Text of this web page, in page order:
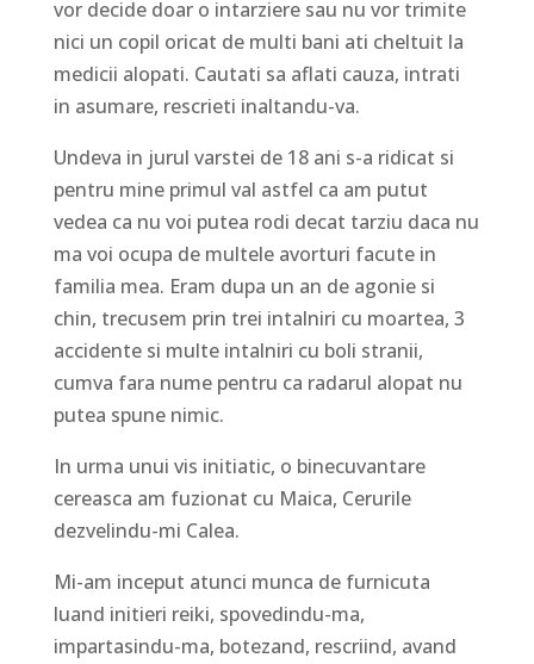
vor decide doar o intarziere sau nu vor trimite
nici un copil oricat de multi bani ati cheltuit la
medicii alopati. Cautati sa aflati cauza, intrati
in asumare, rescrieti inaltandu-va.
Undeva in jurul varstei de 18 ani s-a ridicat si
pentru mine primul val astfel ca am putut
vedea ca nu voi putea rodi decat tarziu daca nu
ma voi ocupa de multele avorturi facute in
familia mea. Eram dupa un an de agonie si
chin, trecusem prin trei intalniri cu moartea, 3
accidente si multe intalniri cu boli stranii,
cumva fara nume pentru ca radarul alopat nu
putea spune nimic.
In urma unui vis initiatic, o binecuvantare
cereasca am fuzionat cu Maica, Cerurile
dezvelindu-mi Calea.
Mi-am inceput atunci munca de furnicuta
luand initieri reiki, spovedindu-ma,
impartasindu-ma, botezand, rescriind, avand